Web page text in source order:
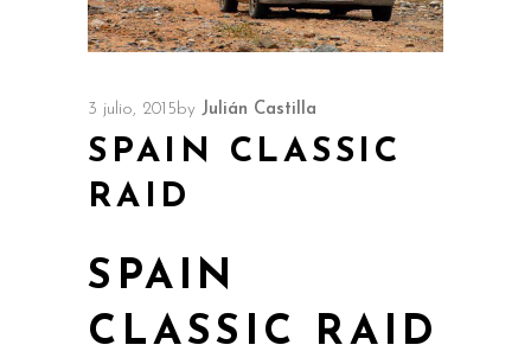
3 julio, 2015 by Julián Castilla
SPAIN CLASSIC
RAID
SPAIN
CLASSIC RAID